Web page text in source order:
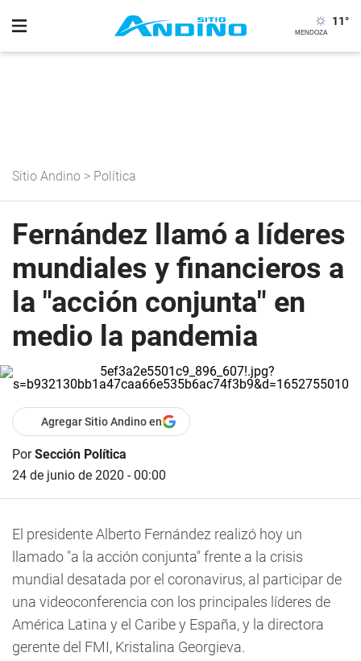
11°
Sitio Andino > Política
Fernández llamó a líderes
mundiales y financieros a
la "acción conjunta" en
medio la pandemia
Agregar Sitio Andino en
PorSección Política
24 de junio de 2020 - 00:00
El presidente Alberto Fernández realizó hoy un
llamado "a la acción conjunta" frente a la crisis
mundial desatada por el coronavirus, al participar de
una videoconferencia con los principales líderes de
América Latina y el Caribe y España, y la directora
gerente del FMI, Kristalina Georgieva.